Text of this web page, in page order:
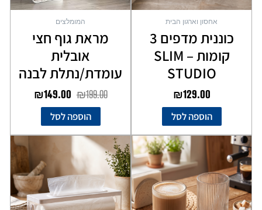
אחסון וארגון הבית
כוננית מדפים 3
קומות – SLIM
STUDIO
₪129.00
הוספה לסל
המומלצים
מראת גוף חצי
אובלית
עומדת/נתלת לבנה
₪199.00
₪149.00
הוספה לסל